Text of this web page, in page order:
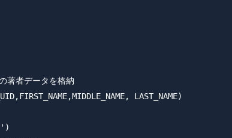
者データを格納
LAST_NAME)